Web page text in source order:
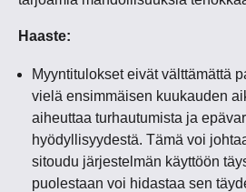
Haaste:
Myyntitulokset eivät välttämättä
vielä ensimmäisen kuukauden
aiheuttaa turhautumista ja
hyödyllisyydestä. Tämä voi
sitoudu järjestelmän käyttöön
puolestaan voi hidastaa sen